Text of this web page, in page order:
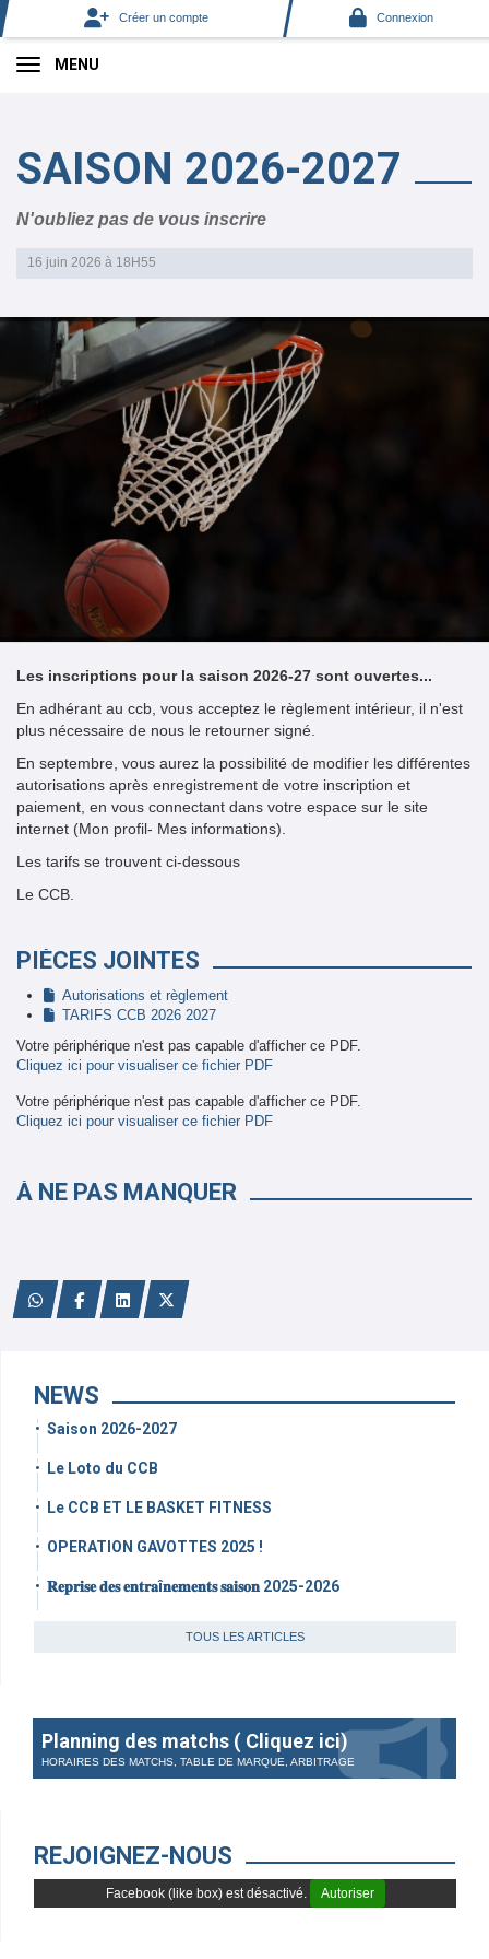
Créer un compte Connexion
MENU
SAISON 2026-2027
N'oubliez pas de vous inscrire
16 juin 2026 à 18H55
Les inscriptions pour la saison 2026-27 sont ouvertes...
En adhérant au ccb, vous acceptez le règlement intérieur, il n'est
plus nécessaire de nous le retourner signé.
En septembre, vous aurez la possibilité de modifier les différentes
autorisations après enregistrement de votre inscription et
paiement, en vous connectant dans votre espace sur le site
internet (Mon profil- Mes informations).
Les tarifs se trouvent ci-dessous
Le CCB.
PIÈCES JOINTES
Autorisations et règlement
TARIFS CCB 2026 2027
Votre périphérique n'est pas capable d'afficher ce PDF.
Cliquez ici pour visualiser ce fichier PDF
Votre périphérique n'est pas capable d'afficher ce PDF.
Cliquez ici pour visualiser ce fichier PDF
À NE PAS MANQUER
Le Loto du CCB
CCB sur les reseaux sociaux
NEWS
Saison 2026-2027
Le Loto du CCB
Le CCB ET LE BASKET FITNESS
OPERATION GAVOTTES 2025 !
𝐑𝐞𝐩𝐫𝐢𝐬𝐞 𝐝𝐞𝐬 𝐞𝐧𝐭𝐫𝐚î𝐧𝐞𝐦𝐞𝐧𝐭𝐬 𝐬𝐚𝐢𝐬𝐨𝐧 2025-2026
TOUS LES ARTICLES
Planning des matchs ( Cliquez ici)
HORAIRES DES MATCHS, TABLE DE MARQUE, ARBITRAGE
REJOIGNEZ-NOUS
Facebook (like box) est désactivé. Autoriser
Panneau de gestion des cookies